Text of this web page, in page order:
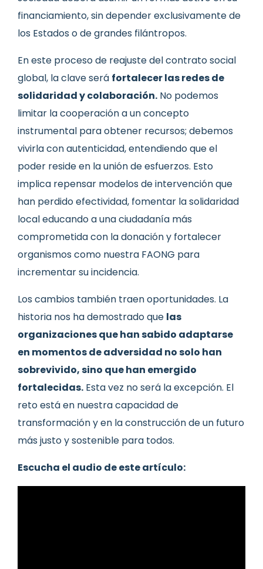
financiamiento, sin depender exclusivamente de
los Estados o de grandes filántropos.
En este proceso de reajuste del contrato social
global, la clave será fortalecer las redes de
solidaridad y colaboración. No podemos
limitar la cooperación a un concepto
instrumental para obtener recursos; debemos
vivirla con autenticidad, entendiendo que el
poder reside en la unión de esfuerzos. Esto
implica repensar modelos de intervención que
han perdido efectividad, fomentar la solidaridad
local educando a una ciudadanía más
comprometida con la donación y fortalecer
organismos como nuestra FAONG para
incrementar su incidencia.
Los cambios también traen oportunidades. La
historia nos ha demostrado que las
organizaciones que han sabido adaptarse
en momentos de adversidad no solo han
sobrevivido, sino que han emergido
fortalecidas. Esta vez no será la excepción. El
reto está en nuestra capacidad de
transformación y en la construcción de un futuro
más justo y sostenible para todos.
Escucha el audio de este artículo: